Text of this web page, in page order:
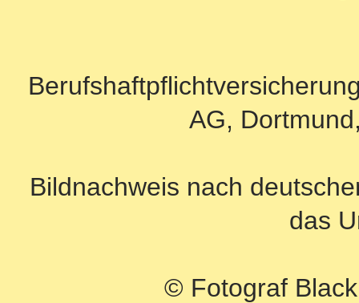
AG,
Bildnachweis nach
das
© Fotograf